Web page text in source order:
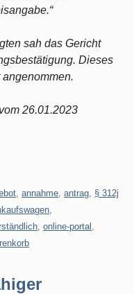
sah das Gericht
Dieses
26.01.2023
annahme antrag § 312j
online-portal